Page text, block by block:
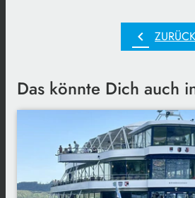
chevron_left ZURÜCK
Das könnte Dich auch